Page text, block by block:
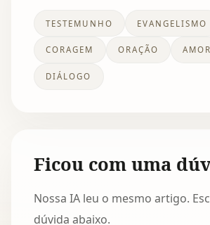
TESTEMUNHO EVANGELISMO
CORAGEM ORAÇÃO AMOR
DIÁLOGO
Ficou com uma
Nossa IA leu o mesmo artigo.
dúvida abaixo.